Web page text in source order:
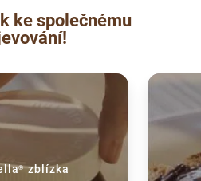
ke společnému
®zblízka